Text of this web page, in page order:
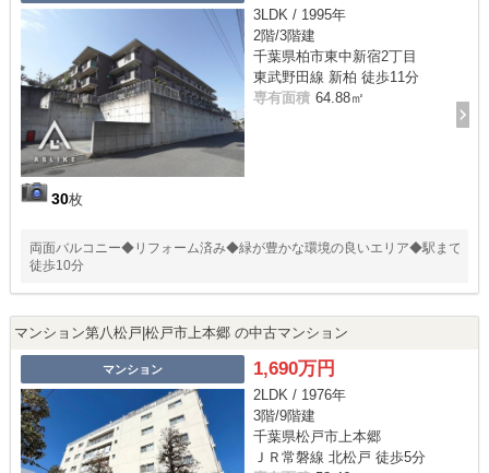
30枚
3LDK / 1995年
2階/3階建
千葉県柏市東中新宿2丁目
東武野田線 新柏 徒歩11分
専有面積 64.88㎡
両面バルコニー◆リフォーム済み◆緑が豊かな環境の良いエリア◆駅まで
徒歩10分
マンション第八松戸|松戸市上本郷 の中古マンション
マンション 1,690万円
2LDK / 1976年
3階/9階建
千葉県松戸市上本郷
ＪＲ常磐線 北松戸 徒歩5分